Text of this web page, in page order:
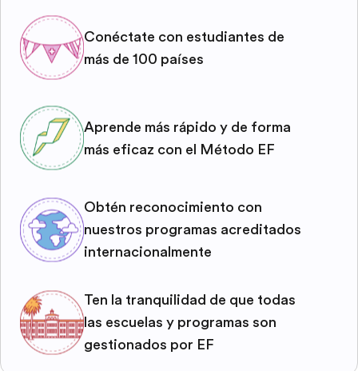
Conéctate con estudiantes de
más de 100 países
Aprende más rápido y de forma
más eficaz con el Método EF
Obtén reconocimiento con
nuestros programas acreditados
internacionalmente
Ten la tranquilidad de que todas
las escuelas y programas son
gestionados por EF